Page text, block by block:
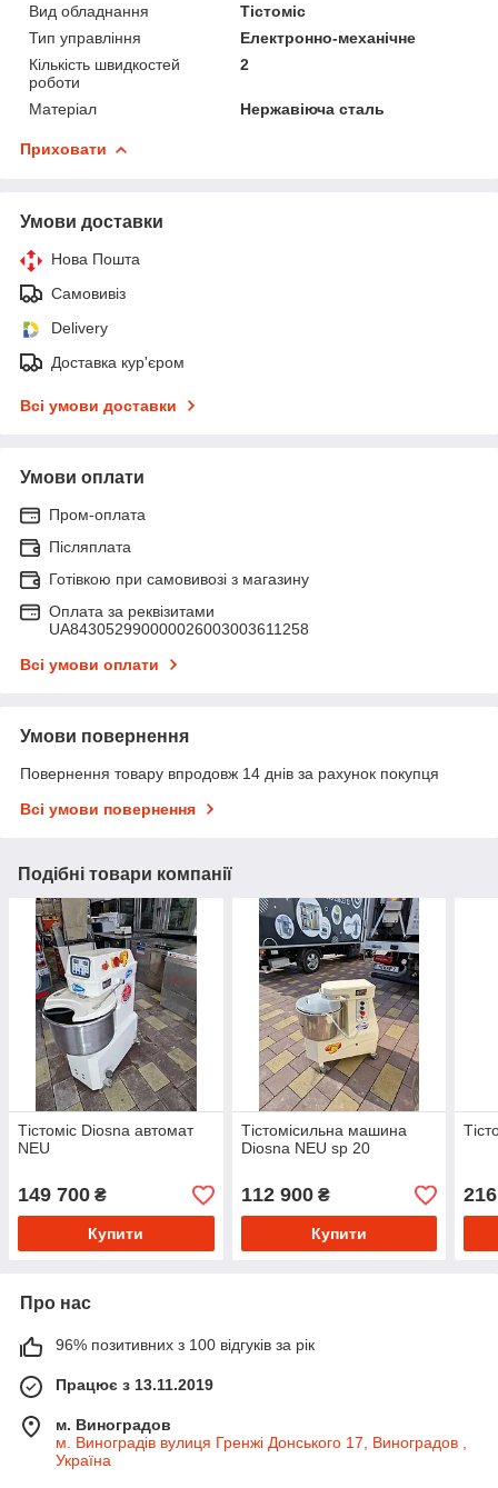
Вид обладнання
Тістоміс
Тип управління
Електронно-механічне
Кількість швидкостей
роботи
2
Матеріал Нержавіюча сталь
Приховати
Умови доставки
Нова Пошта
Самовивіз
Delivery
Доставка кур'єром
Всі умови доставки
Умови оплати
Пром-оплата
Післяплата
Готівкою при самовивозі з магазину
Оплата за реквізитами
UA843052990000026003003611258
Всі умови оплати
Умови повернення
Повернення товару впродовж 14 днів за рахунок покупця
Всі умови повернення
Подібні товари компанії
Тістоміс Diosna автомат
NEU
149 700 ₴
Купити
Тістомісильна машина
Diosna NEU sp 20
112 900₴
Купити
Про нас
96% позитивних з 100 відгуків за рік
Працює з 13.11.2019
м. Виноградов
м. Виноградів вулиця Гренжі Донського 17, Виноградов ,
Україна